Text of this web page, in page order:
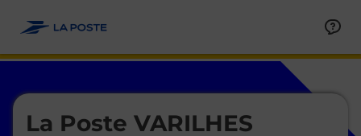
La Poste VARILHES
Le lien s'ouvre dans un nouvel onglet